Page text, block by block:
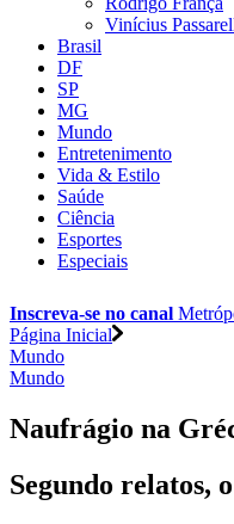
Vinícius
Brasil
DF
SP
MG
Mundo
Entretenimento
Vida & Estilo
Saúde
Ciência
Esportes
Especiais
Inscreva-se no canal
Página Inicial
Mundo
Mundo
Naufrágio na
Segundo relatos,